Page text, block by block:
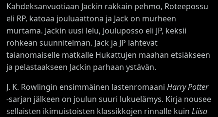
Kahdeksanvuotiaan Jackin rakkain pehmo, Roteepossu
eli RP, katoaa jouluaattona ja Jack on murheen
murtama. Jackin uusi lelu, Jouluposso eli JP, keksii
rohkean suunnitelman. Jack ja JP lähtevät
taianomaiselle matkalle Hukattujen maahan etsiäkseen
ja pelastaakseen Jackin parhaan ystävän.
J. K. Rowlingin ensimmäinen lastenromaaniHarry Potter
-sarjan jälkeen on joulun suuri lukuelämys. Kirja nousee
sellaisten ikimuistoisten klassikkojen rinnalle kuinLiisa